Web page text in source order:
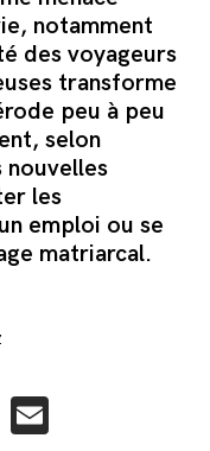
notamment
des voyageurs
transforme
peu à peu
selon
nouvelles
les
emploi ou se
matriarcal.
WhatsApp